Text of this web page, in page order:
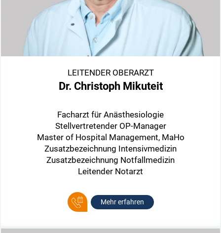
LEITENDER OBERARZT
Dr. Christoph Mikuteit
Facharzt für Anästhesiologie
Stellvertretender OP-Manager
Master of Hospital Management, MaHo
Zusatzbezeichnung Intensivmedizin
Zusatzbezeichnung Notfallmedizin
Leitender Notarzt
Mehr erfahren